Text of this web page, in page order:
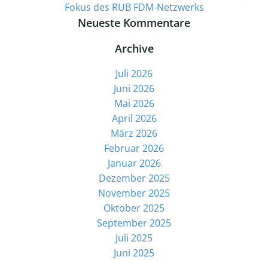
Fokus des RUB FDM-Netzwerks
Neueste Kommentare
Archive
Juli 2026
Juni 2026
Mai 2026
April 2026
März 2026
Februar 2026
Januar 2026
Dezember 2025
November 2025
Oktober 2025
September 2025
Juli 2025
Juni 2025